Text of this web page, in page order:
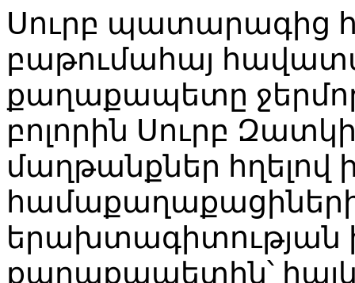
Սուրբ պատարագից
բաթումահայ
քաղաքապետը
բոլորին Սուրբ
մաղթանքներ հղելով
երախտագիտության
քաղաքապետին՝